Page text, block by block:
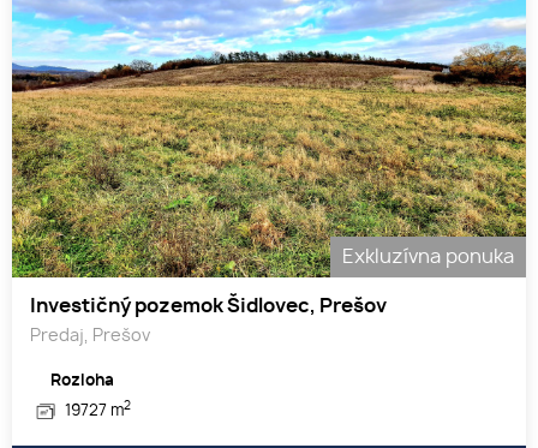
Exkluzívna ponuka
Investičný pozemok Šidlovec, Prešov
Predaj, Prešov
Rozloha
19727 m2